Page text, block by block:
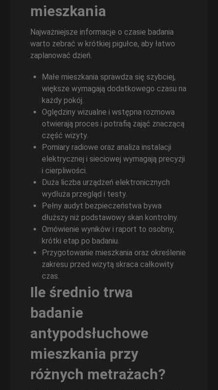
mieszkania
Najważniejsze informacje o czasie badania
warto zebrać w krótkiej pigułce, aby łatwo
zaplanować dzień.
Małe mieszkania sprawdza się szybciej,
większe wymagają dodatkowego czasu na
każdy pokój.
Oględziny wizualne i wstępna rozmowa
otwierają proces i potrafią zająć znaczącą
część wizyty.
Pomiary radiowe oraz analiza instalacji
elektrycznej i sieciowej wymagają precyzji
i cierpliwości.
Duża liczba urządzeń elektronicznych
wydłuża przegląd i testy.
Pełny audyt bezpieczeństwa bywa
dłuższy niż podstawowy skan kontrolny.
Omówienie wyników i raport to osobny,
krótki etap po badaniu.
Przygotowanie mieszkania oraz określenie
zakresu przed wizytą skraca całkowity
czas.
Ile średnio trwa
badanie
antypodsłuchowe
mieszkania przy
różnych metrażach?